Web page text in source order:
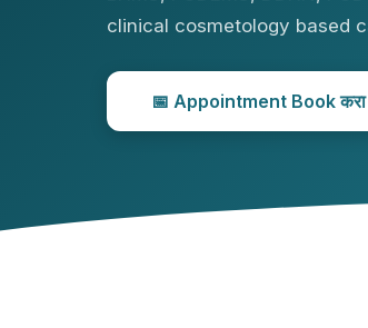
clinical cosmetology based
📅 Appointment Book करा